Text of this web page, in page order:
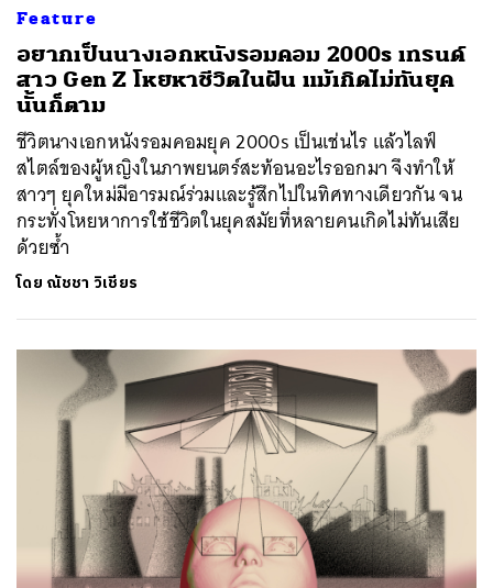
Feature
อยากเป็นนางเอกหนังรอมคอม 2000s เทรนด์
สาว Gen Z โหยหาชีวิตในฝัน แม้เกิดไม่ทันยุค
นั้นก็ตาม
ชีวิตนางเอกหนังรอมคอมยุค 2000s เป็นเช่นไร แล้วไลฟ์
สไตล์ของผู้หญิงในภาพยนตร์สะท้อนอะไรออกมา จึงทำให้
สาวๆ ยุคใหม่มีอารมณ์ร่วมและรู้สึกไปในทิศทางเดียวกัน จน
กระทั่งโหยหาการใช้ชีวิตในยุคสมัยที่หลายคนเกิดไม่ทันเสีย
ด้วยซ้ำ
โดย ณัชชา วิเชียร